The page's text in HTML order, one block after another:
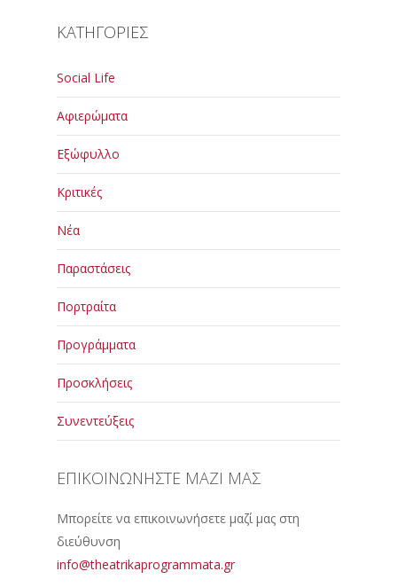
ΚΑΤΗΓΟΡΙΕΣ
Social Life
Αφιερώματα
Εξώφυλλο
Κριτικές
Νέα
Παραστάσεις
Πορτραίτα
Προγράμματα
Προσκλήσεις
Συνεντεύξεις
ΕΠΙΚΟΙΝΩΝΗΣΤΕ ΜΑΖΙ ΜΑΣ
Μπορείτε να επικοινωνήσετε μαζί μας στη
διεύθυνση
info@theatrikaprogrammata.gr